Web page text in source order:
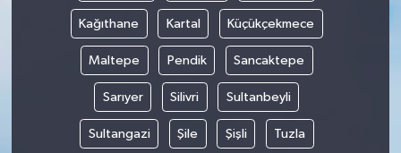
Kağıthane Kartal Küçükçekmece
Maltepe Pendik Sancaktepe
Sarıyer Silivri Sultanbeyli
Sultangazi Şile Şişli Tuzla